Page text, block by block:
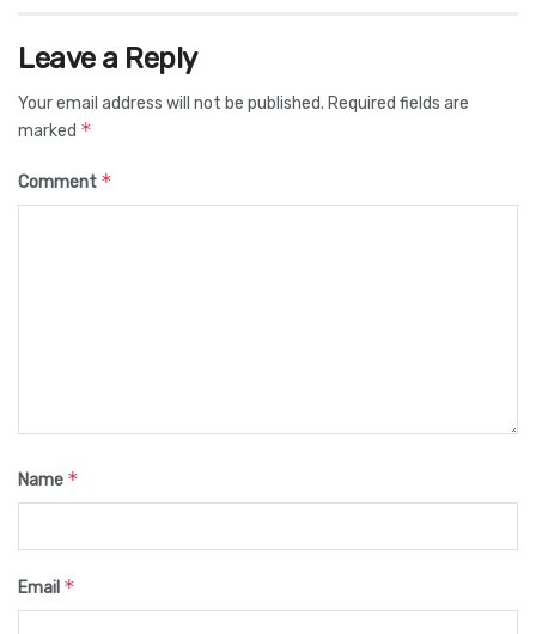
Leave a Reply
Your email address will not be published. Required fields are
marked *
Comment *
Name *
Email *